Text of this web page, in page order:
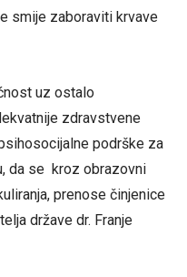
smije zaboraviti krvave
uz ostalo
zdravstvene
podrške za
da se kroz obrazovni
prenose činjenice
države dr. Franje